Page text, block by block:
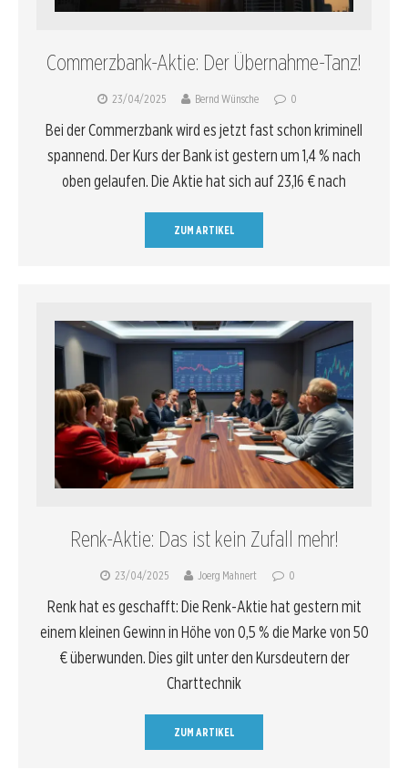
Commerzbank-Aktie: Der Übernahme-Tanz!
23/04/2025 Bernd Wünsche 0
Bei der Commerzbank wird es jetzt fast schon kriminell
spannend. Der Kurs der Bank ist gestern um 1,4 % nach
oben gelaufen. Die Aktie hat sich auf 23,16 € nach
ZUM ARTIKEL
Renk-Aktie: Das ist kein Zufall mehr!
23/04/2025 Joerg Mahnert 0
Renk hat es geschafft: Die Renk-Aktie hat gestern mit
einem kleinen Gewinn in Höhe von 0,5 % die Marke von 50
€ überwunden. Dies gilt unter den Kursdeutern der
Charttechnik
ZUM ARTIKEL